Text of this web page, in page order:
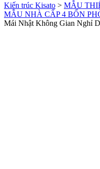
Kiến trúc Kisato > MẪU
MẪU NHÀ CẤP 4 BỐN
Mái Nhật Không Gian Nghỉ